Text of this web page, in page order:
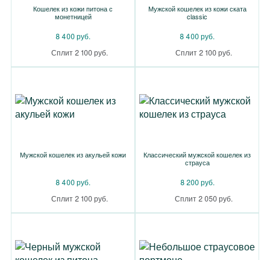
Кошелек из кожи питона с
монетницей
8 400 руб.
Сплит 2 100 руб.
Мужской кошелек из кожи ската
classic
8 400 руб.
Сплит 2 100 руб.
Мужской кошелек из акульей кожи
8 400 руб.
Сплит 2 100 руб.
Классический мужской кошелек из
страуса
8 200 руб.
Сплит 2 050 руб.